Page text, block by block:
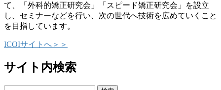
て、「外科的矯正研究会」「スピード矯正研究会」を設立
し、セミナーなどを行い、次の世代へ技術を広めていくこと
を目指しています。
ICOIサイトへ＞＞
サイト内検索